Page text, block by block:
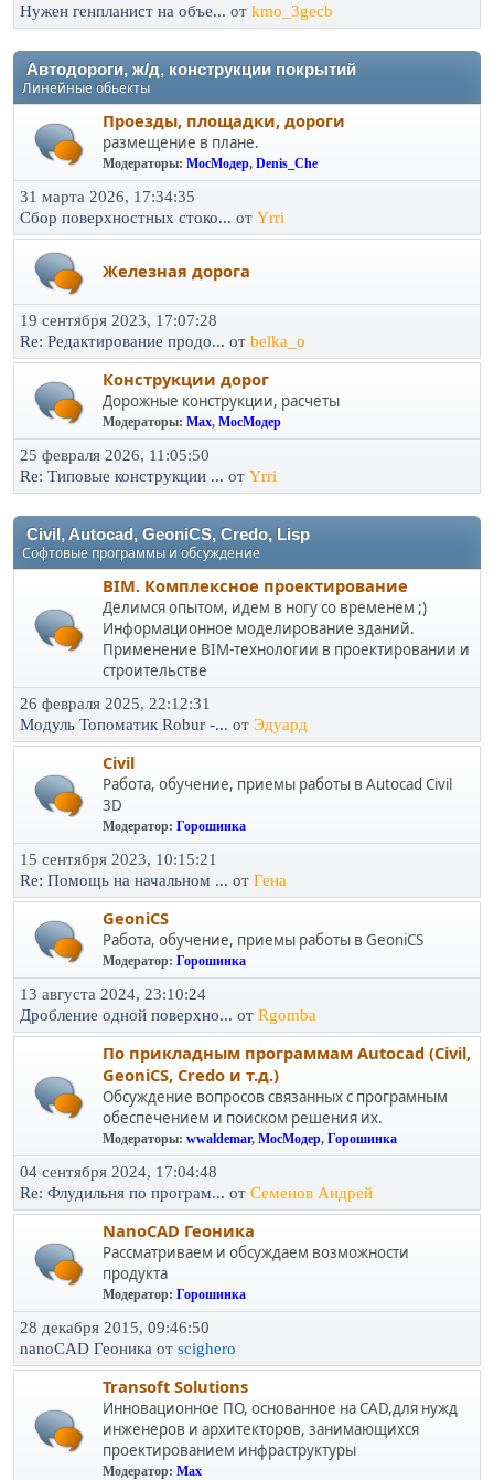
Нужен генпланист на объе... от kmo_3gecb
Автодороги, ж/д, конструкции покрытий
Линейные обьекты
Проезды, площадки, дороги
размещение в плане.
Модераторы: МосМодер, Denis_Che
31 марта 2026, 17:34:35
Сбор поверхностных стоко... от Yrri
Железная дорога
19 сентября 2023, 17:07:28
Re: Редактирование продо... от belka_o
Конструкции дорог
Дорожные конструкции, расчеты
Модераторы: Max, МосМодер
25 февраля 2026, 11:05:50
Re: Типовые конструкции ... от Yrri
Civil, Autocad, GeoniCS, Credo, Lisp
Софтовые программы и обсуждение
BIM. Комплексное проектирование
Делимся опытом, идем в ногу со временем ;)
Информационное моделирование зданий.
Применение BIM-технологии в проектировании и
строительстве
26 февраля 2025, 22:12:31
Модуль Топоматик Robur -... от Эдуард
Civil
Работа, обучение, приемы работы в Autocad Civil
3D
Модератор: Горошинка
15 сентября 2023, 10:15:21
Re: Помощь на начальном ... от Гена
GeoniCS
Работа, обучение, приемы работы в GeoniCS
Модератор: Горошинка
13 августа 2024, 23:10:24
Дробление одной поверхно... от Rgomba
По прикладным программам Autocad (Civil,
GeoniCS, Credo и т.д.)
Обсуждение вопросов связанных с програмным
обеспечением и поиском решения их.
Модераторы: wwaldemar, МосМодер, Горошинка
04 сентября 2024, 17:04:48
Re: Флудильня по програм... от Семенов Андрей
NanoCAD Геоника
Рассматриваем и обсуждаем возможности
продукта
Модератор: Горошинка
28 декабря 2015, 09:46:50
nanoCAD Геоника от scighero
Transoft Solutions
Инновационное ПО, основанное на CAD,для нужд
инженеров и архитекторов, занимающихся
проектированием инфраструктуры
Модератор: Max